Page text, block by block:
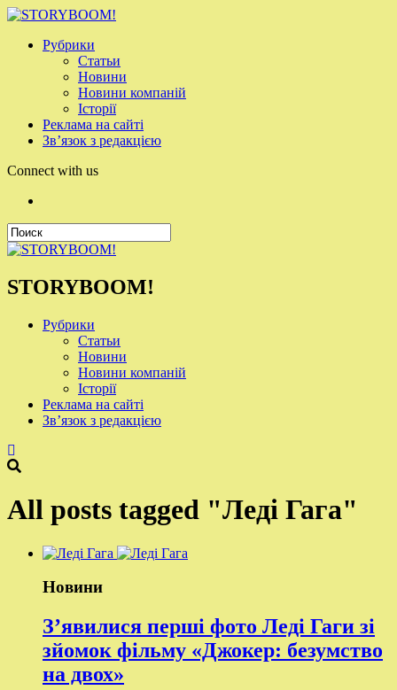
Рубрики
Статьи
Новини
Новини компаній
Історії
Реклама на сайті
Зв’язок з редакцією
Connect with us
STORYBOOM!
Рубрики
Статьи
Новини
Новини компаній
Історії
Реклама на сайті
Зв’язок з редакцією
All posts tagged "Леді Гага"
Новини
З’явилися перші фото Леді Гаги зі
зйомок фільму «Джокер: безумство
на двох»